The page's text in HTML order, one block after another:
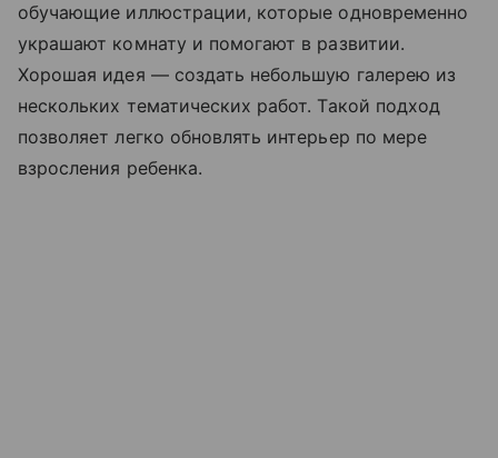
обучающие иллюстрации, которые одновременно
украшают комнату и помогают в развитии.
Хорошая идея — создать небольшую галерею из
нескольких тематических работ. Такой подход
позволяет легко обновлять интерьер по мере
взросления ребенка.